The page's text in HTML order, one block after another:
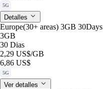
5G
Detalles
Europe(30+ areas) 3GB 30Days
3GB
30 Dias
2,29 US$/GB
6,86 US$
5G
Ver detalles